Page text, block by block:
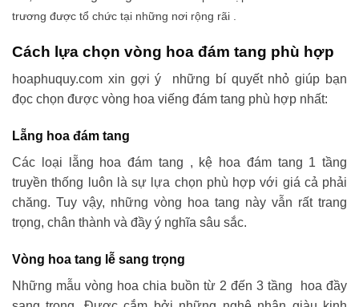
trương được tổ chức tại những nơi rộng rãi .
Cách lựa chọn vòng hoa đám tang phù hợp
hoaphuquy.com xin gợi ý những bí quyết nhỏ giúp bạn
đọc chọn được vòng hoa viếng đám tang phù hợp nhất:
Lẵng hoa đám tang
Các loại lẵng hoa đám tang , kệ hoa đám tang 1 tầng
truyền thống luôn là sự lựa chọn phù hợp với giá cả phải
chăng. Tuy vậy, những vòng hoa tang này vẫn rất trang
trọng, chân thành và đầy ý nghĩa sâu sắc.
Vòng hoa tang lễ sang trọng
Những mẫu vòng hoa chia buồn từ 2 đến 3 tầng hoa đầy